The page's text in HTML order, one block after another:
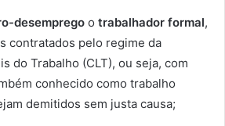
desemprego o trabalhador formal,
contratados pelo regime da
do Trabalho (CLT), ou seja, com
conhecido como trabalho
demitidos sem justa causa;